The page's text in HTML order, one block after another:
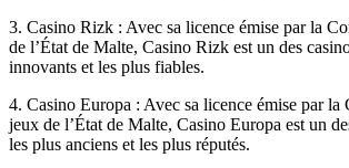
3. Casino Rizk : Avec sa licence émise par la
de l’État de Malte, Casino Rizk est un des
innovants et les plus fiables.
4. Casino Europa : Avec sa licence émise par la
jeux de l’État de Malte, Casino Europa est un
les plus anciens et les plus réputés.